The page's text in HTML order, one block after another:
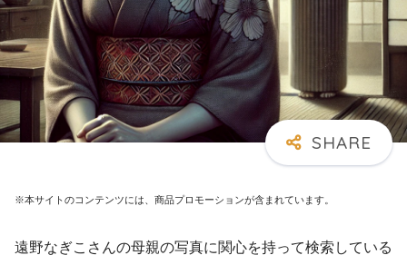
※本サイトのコンテンツには、商品プロモーションが含まれています。
遠野なぎこさんの母親の写真に関心を持って検索している